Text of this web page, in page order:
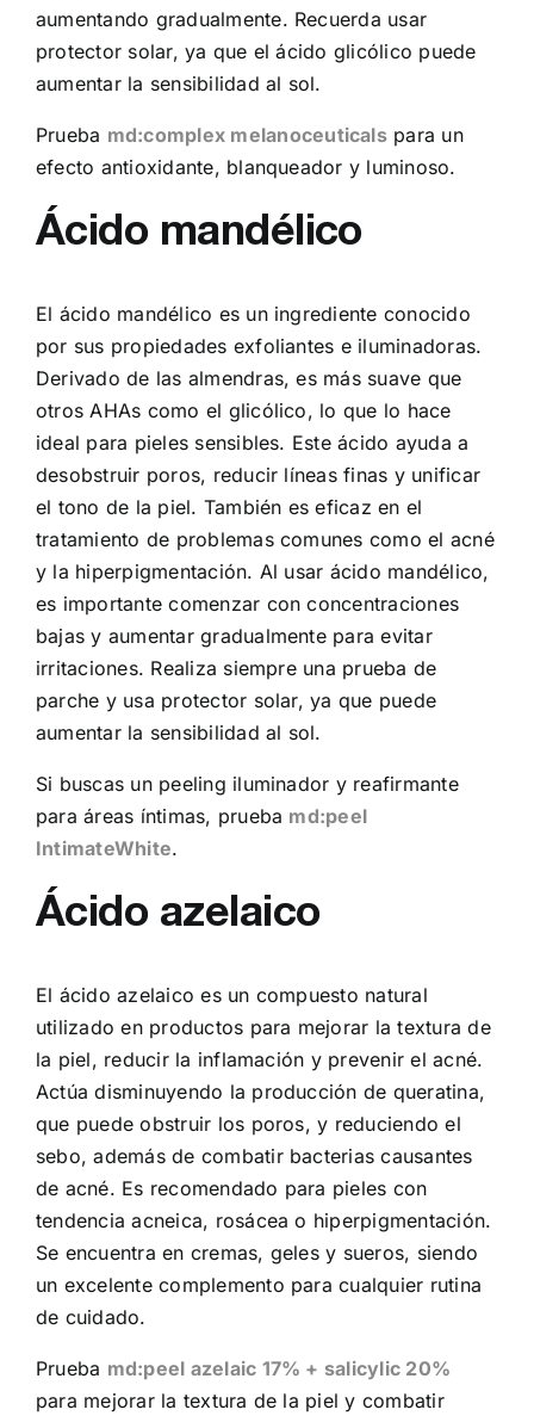
aumentando gradualmente. Recuerda usar
protector solar, ya que el ácido glicólico puede
aumentar la sensibilidad al sol.
Prueba md:complex melanoceuticalspara un
efecto antioxidante, blanqueador y luminoso.
Ácido mandélico
El ácido mandélico es un ingrediente conocido
por sus propiedades exfoliantes e iluminadoras.
Derivado de las almendras, es más suave que
otros AHAs como el glicólico, lo que lo hace
ideal para pieles sensibles. Este ácido ayuda a
desobstruir poros, reducir líneas finas y unificar
el tono de la piel. También es eficaz en el
tratamiento de problemas comunes como el acné
y la hiperpigmentación. Al usar ácido mandélico,
es importante comenzar con concentraciones
bajas y aumentar gradualmente para evitar
irritaciones. Realiza siempre una prueba de
parche y usa protector solar, ya que puede
aumentar la sensibilidad al sol.
Si buscas un peeling iluminador y reafirmante
para áreas íntimas, prueba md:peel
IntimateWhite.
Ácido azelaico
El ácido azelaico es un compuesto natural
utilizado en productos para mejorar la textura de
la piel, reducir la inflamación y prevenir el acné.
Actúa disminuyendo la producción de queratina,
que puede obstruir los poros, y reduciendo el
sebo, además de combatir bacterias causantes
de acné. Es recomendado para pieles con
tendencia acneica, rosácea o hiperpigmentación.
Se encuentra en cremas, geles y sueros, siendo
un excelente complemento para cualquier rutina
de cuidado.
Prueba md:peel azelaic 17% + salicylic 20%
para mejorar la textura de la piel y combatir